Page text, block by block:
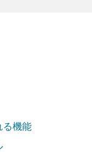
る機能